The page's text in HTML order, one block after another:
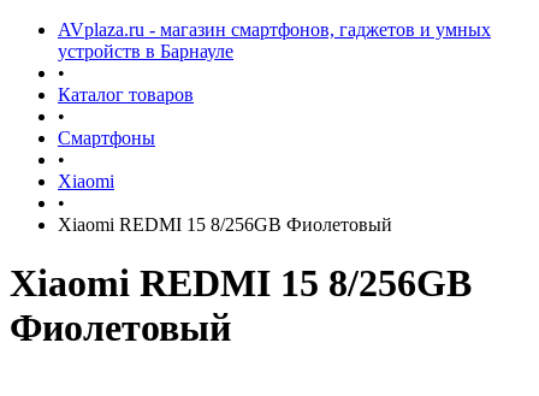
AVplaza.ru - магазин смартфонов, гаджетов и умных
устройств в Барнауле
•
Каталог товаров
•
Смартфоны
•
Xiaomi
•
Xiaomi REDMI 15 8/256GB Фиолетовый
Xiaomi REDMI 15 8/256GB
Фиолетовый